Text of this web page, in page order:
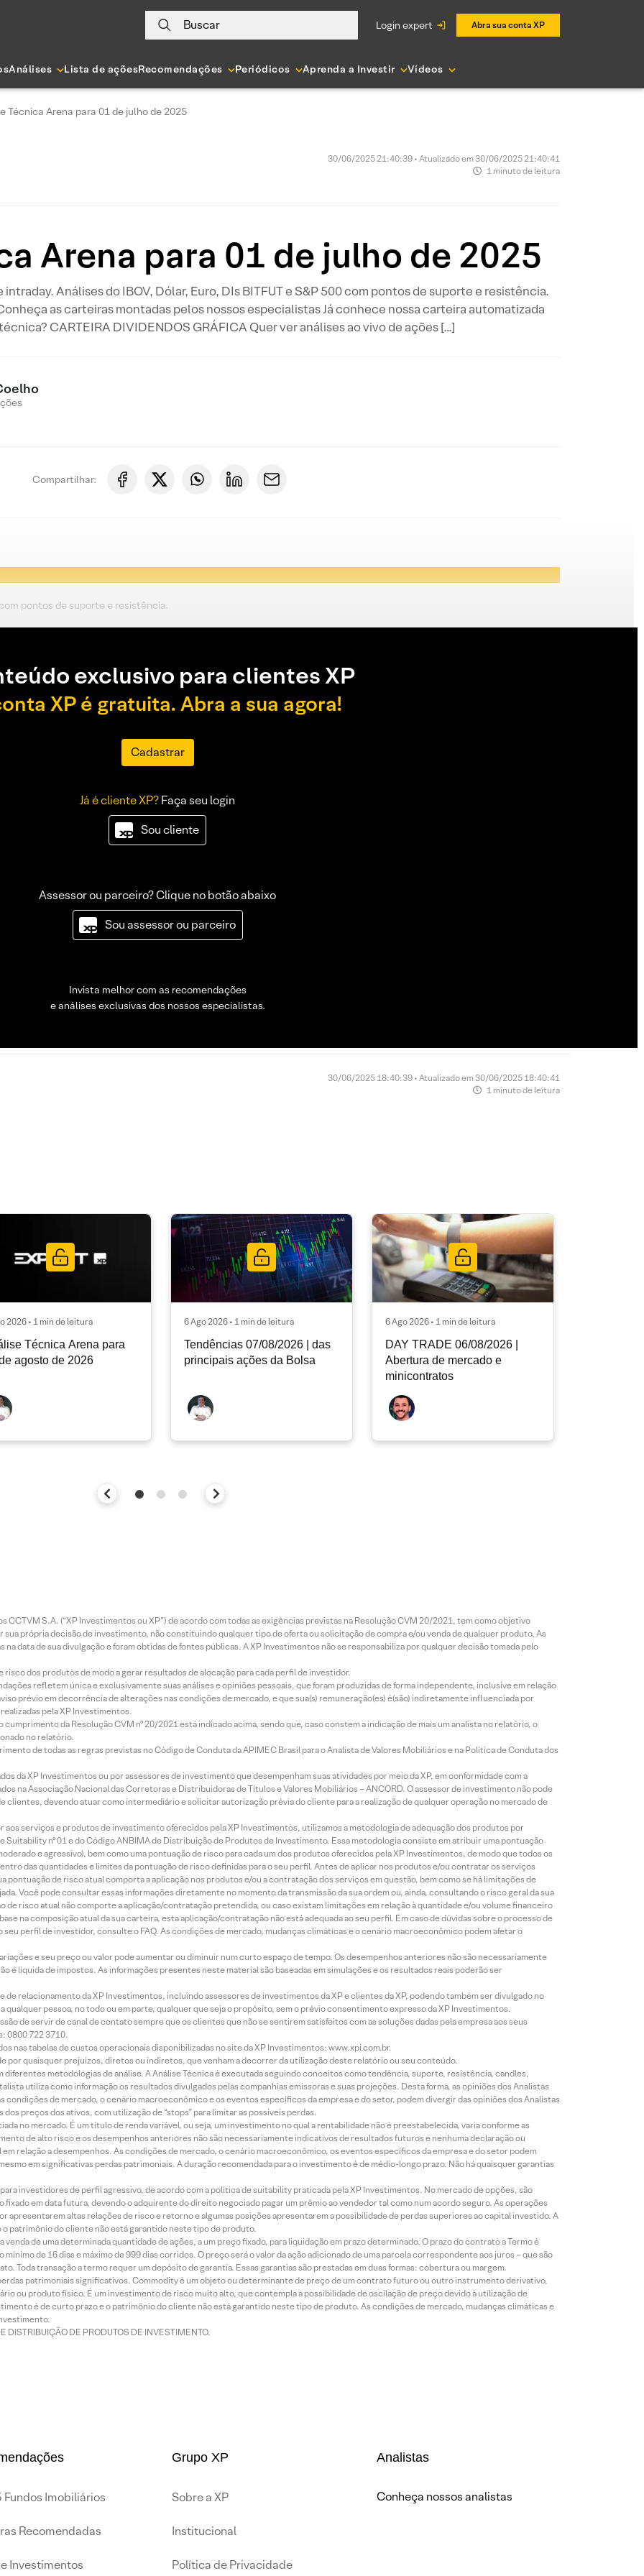
Buscar login expert Abra sua conta XP
Análises Lista de açõesRecomendações Periódicos Aprenda a Investir Vídeos
Técnica Arena para 01 de julho de 2025
30/06/2025 21:40:39 • Atualizado em 30/06/2025 21:40:41
1 minuto de leitura
Arena para 01 de julho de 2025
Análises do IBOV, Dólar, Euro, DIs BITFUT e S&P 500 com pontos de suporte e resistência.
as carteiras montadas pelos nossos especialistas Já conhece nossa carteira automatizada
CARTEIRA DIVIDENDOS GRÁFICA Quer ver análises ao vivo de ações […]
Compartilhar:
pontos de suporte e resistência.
exclusivo para clientes XP
XP é gratuita. Abra a sua agora!
Cadastrar
Já é cliente XP?Faça seu login
Sou cliente
Assessor ou parceiro? Clique no botão abaixo
Sou assessor ou parceiro
Invista melhor com as recomendações
e análises exclusivas dos nossos especialistas.
30/06/2025 18:40:39 • Atualizado em 30/06/2025 18:40:41
1 minuto de leitura
2026 • 1 min de leitura
Técnica Arena para
agosto de 2026
6 Ago 2026 • 1 min de leitura
Tendências 07/08/2026 | das
principais ações da Bolsa
6 Ago 2026 • 1 min de leitura
DAY TRADE 06/08/2026 |
Abertura de mercado e
minicontratos
CCTVM S.A. (“XP Investimentos ou XP”) de acordo com todas as exigências previstas na Resolução CVM 20/2021, tem como objetivo
própria decisão de investimento, não constituindo qualquer tipo de oferta ou solicitação de compra e/ou venda de qualquer produto. As
data de sua divulgação e foram obtidas de fontes públicas. A XP Investimentos não se responsabiliza por qualquer decisão tomada pelo
dos produtos de modo a gerar resultados de alocação para cada perfil de investidor.
refletem única e exclusivamente suas análises e opiniões pessoais, que foram produzidas de forma independente, inclusive em relação
prévio em decorrência de alterações nas condições de mercado, e que sua(s) remuneração(es) é(são) indiretamente influenciada por
pela XP Investimentos.
da Resolução CVM nº 20/2021 está indicado acima, sendo que, caso constem a indicação de mais um analista no relatório, o
no relatório.
de todas as regras previstas no Código de Conduta da APIMEC Brasil para o Analista de Valores Mobiliários e na Política de Conduta dos
da XP Investimentos ou por assessores de investimento que desempenham suas atividades por meio da XP, em conformidade com a
na Associação Nacional das Corretoras e Distribuidoras de Títulos e Valores Mobiliários – ANCORD. O assessor de investimento não pode
devendo atuar como intermediário e solicitar autorização prévia do cliente para a realização de qualquer operação no mercado de
aos serviços e produtos de investimento oferecidos pela XP Investimentos, utilizamos a metodologia de adequação dos produtos por
nº 01 e do Código ANBIMA de Distribuição de Produtos de Investimento. Essa metodologia consiste em atribuir uma pontuação
e agressivo), bem como uma pontuação de risco para cada um dos produtos oferecidos pela XP Investimentos, de modo que todos os
das quantidades e limites da pontuação de risco definidas para o seu perfil. Antes de aplicar nos produtos e/ou contratar os serviços
de risco atual comporta a aplicação nos produtos e/ou a contratação dos serviços em questão, bem como se há limitações de
Você pode consultar essas informações diretamente no momento da transmissão da sua ordem ou, ainda, consultando o risco geral da sua
de risco atual não comporte a aplicação/contratação pretendida, ou caso existam limitações em relação à quantidade e/ou volume financeiro
na composição atual da sua carteira, esta aplicação/contratação não está adequada ao seu perfil. Em caso de dúvidas sobre o processo de
perfil de investidor, consulte o FAQ. As condições de mercado, mudanças climáticas e o cenário macroeconômico podem afetar o
e seu preço ou valor pode aumentar ou diminuir num curto espaço de tempo. Os desempenhos anteriores não são necessariamente
é líquida de impostos. As informações presentes neste material são baseadas em simulações e os resultados reais poderão ser
relacionamento da XP Investimentos, incluindo assessores de investimentos da XP e clientes da XP, podendo também ser divulgado no
qualquer pessoa, no todo ou em parte, qualquer que seja o propósito, sem o prévio consentimento expresso da XP Investimentos.
de servir de canal de contato sempre que os clientes que não se sentirem satisfeitos com as soluções dadas pela empresa aos seus
0800 722 3710.
nas tabelas de custos operacionais disponibilizadas no site da XP Investimentos: www.xpi.com.br.
por quaisquer prejuízos, diretos ou indiretos, que venham a decorrer da utilização deste relatório ou seu conteúdo.
diferentes metodologias de análise. A Análise Técnica é executada seguindo conceitos como tendência, suporte, resistência, candles,
utiliza como informação os resultados divulgados pelas companhias emissoras e suas projeções. Desta forma, as opiniões dos Analistas
condições de mercado, o cenário macroeconômico e os eventos específicos da empresa e do setor, podem divergir das opiniões dos Analistas
preços dos ativos, com utilização de “stops” para limitar as possíveis perdas.
no mercado. É um título de renda variável, ou seja, um investimento no qual a rentabilidade não é preestabelecida, varia conforme as
de alto risco e os desempenhos anteriores não são necessariamente indicativos de resultados futuros e nenhuma declaração ou
relação a desempenhos. As condições de mercado, o cenário macroeconômico, os eventos específicos da empresa e do setor podem
em significativas perdas patrimoniais. A duração recomendada para o investimento é de médio-longo prazo. Não há quaisquer garantias
investidores de perfil agressivo, de acordo com a política de suitability praticada pela XP Investimentos. No mercado de opções, são
em data futura, devendo o adquirente do direito negociado pagar um prêmio ao vendedor tal como num acordo seguro. As operações
apresentarem altas relações de risco e retorno e algumas posições apresentarem a possibilidade de perdas superiores ao capital investido. A
patrimônio do cliente não está garantido neste tipo de produto.
de uma determinada quantidade de ações, a um preço fixado, para liquidação em prazo determinado. O prazo do contrato a Termo é
de 16 dias e máximo de 999 dias corridos. O preço será o valor da ação adicionado de uma parcela correspondente aos juros – que são
Toda transação a termo requer um depósito de garantia. Essas garantias são prestadas em duas formas: cobertura ou margem.
patrimoniais significativos. Commodity é um objeto ou determinante de preço de um contrato futuro ou outro instrumento derivativo,
ou produto físico. É um investimento de risco muito alto, que contempla a possibilidade de oscilação de preço devido à utilização de
é de curto prazo e o patrimônio do cliente não está garantido neste tipo de produto. As condições de mercado, mudanças climáticas e
DISTRIBUIÇÃO DE PRODUTOS DE INVESTIMENTO.
Fundos Imobiliários
Recomendadas
Investimentos
Grupo XP
Sobre a XP
Institucional
Política de Privacidade
Analistas
Conheça nossos analistas